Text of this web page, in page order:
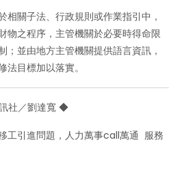
相關子法、行政規則或作業指引中，
物之程序，主管機關於必要時得命限
；並由地方主管機關提供語言資訊，
法目標加以落實。
社／劉達寬 ◆
工引進問題，人力萬事call萬通 服務